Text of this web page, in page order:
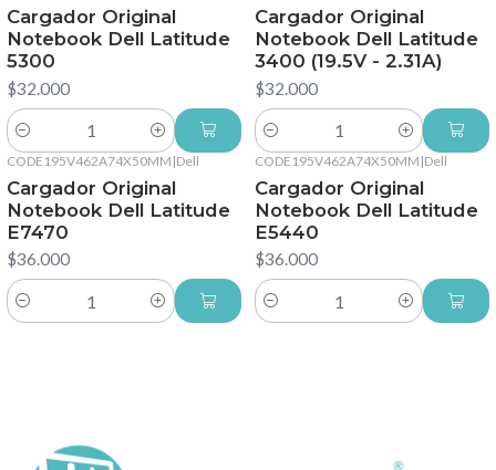
Cargador Original
Notebook Dell Latitude
5300
$32.000
Cantidad
Cargador Original
Notebook Dell Latitude
3400 (19.5V - 2.31A)
$32.000
Cantidad
CODE195V462A74X50MM |Dell
Cargador Original
Notebook Dell Latitude
E7470
$36.000
Cantidad
CODE195V462A74X50MM |Dell
Cargador Original
Notebook Dell Latitude
E5440
$36.000
Cantidad